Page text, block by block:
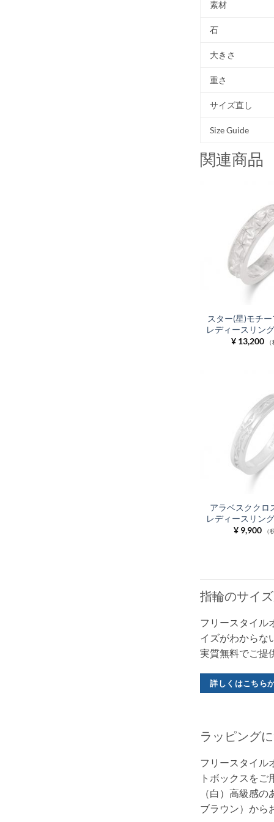
素材
石
大きさ
重さ
サイズ直し
Size Guide
関連商品
スター(星)モチ
レディースリン
¥ 13,200
アラベスククロ
レディースリン
¥ 9,900 （
指輪のサイ
フリースタイル
イズがわからな
実質無料でご提
詳しくはこちら
ラッピング
フリースタイル
トボックスを
（白）高級感
ブラウン）から